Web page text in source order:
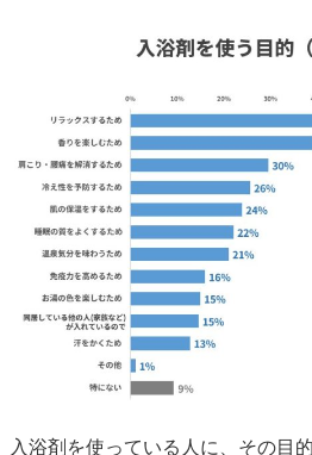
入浴剤を使っている人に、その目